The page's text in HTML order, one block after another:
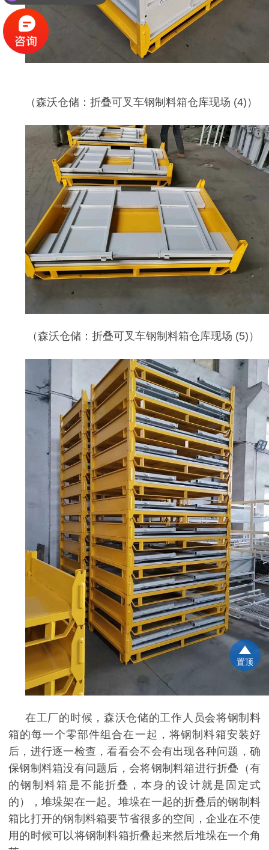
（森沃仓储：折叠可叉车钢制料箱仓库现场 (4)）
（森沃仓储：折叠可叉车钢制料箱仓库现场 (5)）
在工厂的时候，森沃仓储的工作人员会将钢制料
箱的每一个零部件组合在一起，将钢制料箱安装好
后，进行逐一检查，看看会不会有出现各种问题，确
保钢制料箱没有问题后，会将钢制料箱进行折叠（有
的钢制料箱是不能折叠，本身的设计就是固定式
的），堆垛架在一起。堆垛在一起的折叠后的钢制料
箱比打开的钢制料箱要节省很多的空间，企业在不使
用的时候可以将钢制料箱折叠起来然后堆垛在一个角
置顶
立即咨询最新工厂价